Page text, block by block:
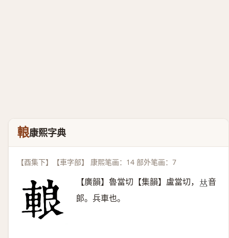
䡙康熙字典
【酉集下】【車字部】 康熙笔画：14 部外笔画：7
【廣韻】魯當切【集韻】盧當切， 𠀤音
郞。兵車也。